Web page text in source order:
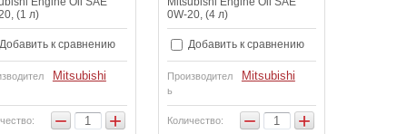
(1 л)
к сравнению
Mitsubishi
− +
0W-20, (4 л)
Добавить к сравнению
Производител
ь
Mitsubishi
Количество: − +